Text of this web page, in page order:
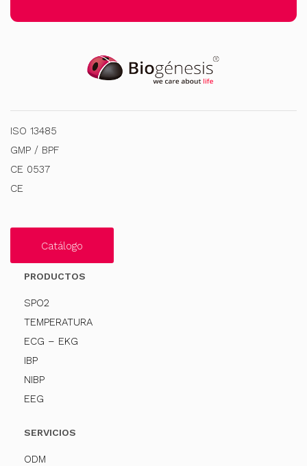
ISO 13485
GMP / BPF
CE 0537
CE
Catálogo
PRODUCTOS
SPO2
TEMPERATURA
ECG – EKG
IBP
NIBP
EEG
SERVICIOS
ODM